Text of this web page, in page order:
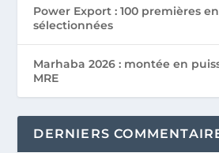
Power Export : 100 premières
sélectionnées
Marhaba 2026 : montée en
MRE
DERNIERS